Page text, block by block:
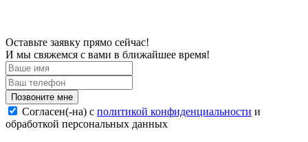
Оставьте заявку прямо сейчас!
И мы свяжемся с вами в ближайшее время!
Согласен(-на) c политикой конфиденциальности и
обработкой персональных данных